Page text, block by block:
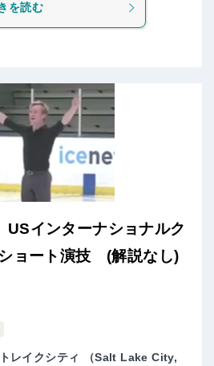
を読む
インターナショナルク
ョート演技 (解説なし)
レイクシティ （Salt Lake City,